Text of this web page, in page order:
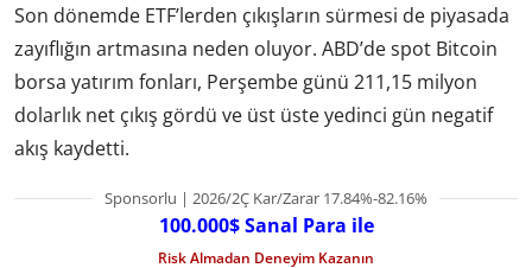
Son dönemde ETF’lerden çıkışların sürmesi de piyasada
zayıflığın artmasına neden oluyor. ABD’de spot Bitcoin
borsa yatırım fonları, Perşembe günü 211,15 milyon
dolarlık net çıkış gördü ve üst üste yedinci gün negatif
akış kaydetti.
Sponsorlu | 2026/2Ç Kar/Zarar 17.84%-82.16%
100.000$ Sanal Para ile
Risk Almadan Deneyim Kazanın